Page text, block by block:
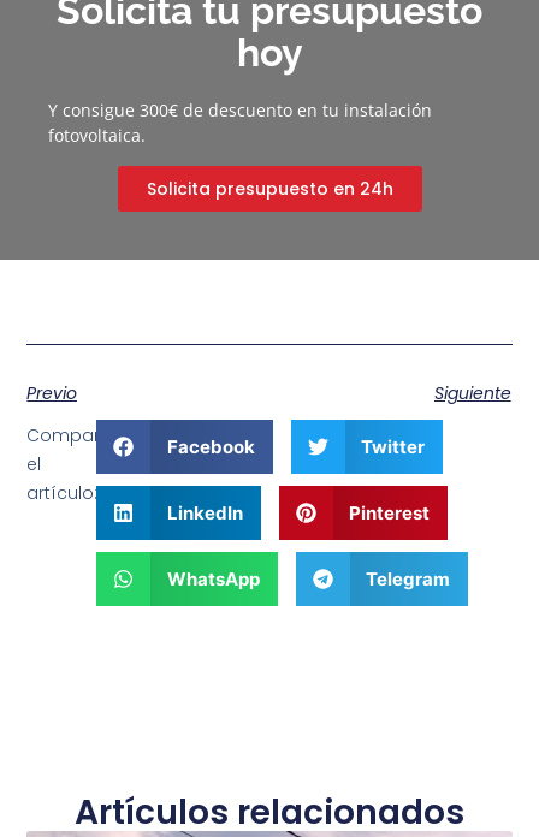
Solicita tu presupuesto
hoy
Y consigue 300€ de descuento en tu instalación
fotovoltaica.
Solicita presupuesto en 24h
Previo
Siguiente
Comparte
el
artículo:
Facebook Twitter
LinkedIn Pinterest
WhatsApp Telegram
Artículos relacionados